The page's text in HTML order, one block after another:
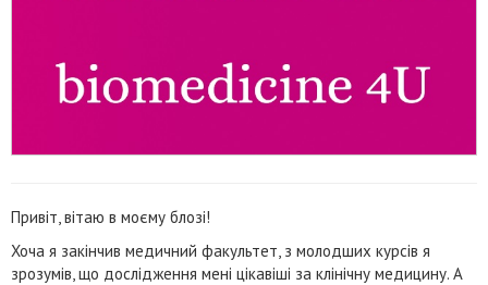
Привіт, вітаю в моєму блозі!
Хоча я закінчив медичний факультет, з молодших курсів я
зрозумів, що дослідження мені цікавіші за клінічну медицину. А